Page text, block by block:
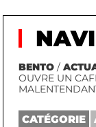
BENTO /
OUVRE UN
CATÉGORIE